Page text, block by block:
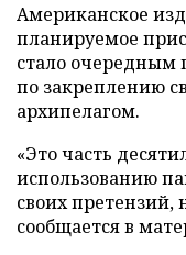
Американское
планируемое
стало
по закреплению
архипелагом.
«Это часть
использованию
своих претензий,
сообщается в